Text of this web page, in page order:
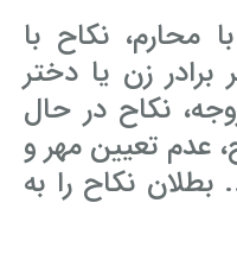
محارم، نکاح با
برادر زن یا دختر
نکاح در حال
عدم تعیین مهر و
نکاح را به